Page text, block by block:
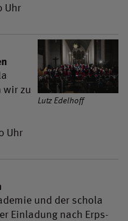
Uhr
wir zu
Uhr
Lutz Edelhoff
und der schola
Einladung nach Erps-